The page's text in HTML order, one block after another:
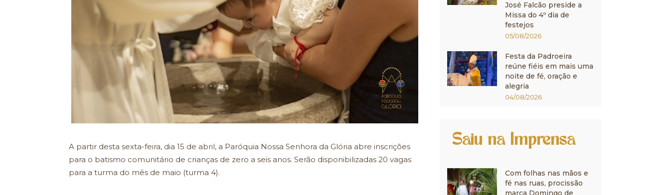
A partir desta sexta-feira, dia 15 de abril, a Paróquia Nossa Senhora da Glória abre inscrições
para o batismo comunitário de crianças de zero a seis anos. Serão disponibilizadas 20 vagas
para a turma do mês de maio (turma 4).
José Falcão preside a
Missa do 4º dia de
festejos
05/08/2026
Festa da Padroeira
reúne fiéis em mais uma
noite de fé, oração e
alegria
04/08/2026
Saiu na Imprensa
Com folhas nas mãos e
fé nas ruas, procissão
marca Domingo de